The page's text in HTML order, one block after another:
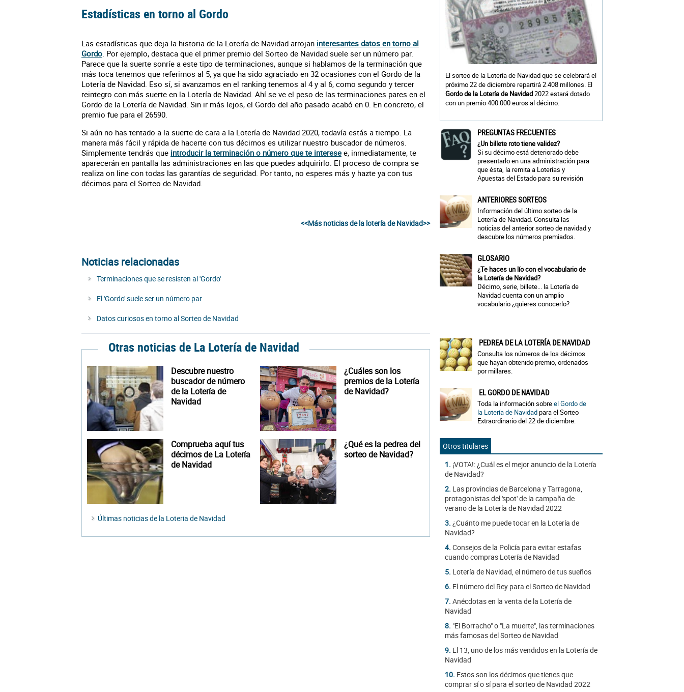
Estadísticas en torno al Gordo
Las estadísticas que deja la historia de la Lotería de Navidad arrojan interesantes datos en torno al
Gordo. Por ejemplo, destaca que el primer premio del Sorteo de Navidad suele ser un número par.
Parece que la suerte sonríe a este tipo de terminaciones, aunque si hablamos de la terminación que
más toca tenemos que referirnos al 5, ya que ha sido agraciado en 32 ocasiones con el Gordo de la
Lotería de Navidad. Eso sí, si avanzamos en el ranking tenemos al 4 y al 6, como segundo y tercer
reintegro con más suerte en la Lotería de Navidad. Ahí se ve el peso de las terminaciones pares en el
Gordo de la Lotería de Navidad. Sin ir más lejos, el Gordo del año pasado acabó en 0. En concreto, el
premio fue para el 26590.
Si aún no has tentado a la suerte de cara a la Lotería de Navidad 2020, todavía estás a tiempo. La
manera más fácil y rápida de hacerte con tus décimos es utilizar nuestro buscador de números.
Simplemente tendrás que introducir la terminación o número que te interese e, inmediatamente, te
aparecerán en pantalla las administraciones en las que puedes adquirirlo. El proceso de compra se
realiza on line con todas las garantías de seguridad. Por tanto, no esperes más y hazte ya con tus
décimos para el Sorteo de Navidad.
<<Más noticias de la lotería de Navidad>>
Noticias relacionadas
Terminaciones que se resisten al 'Gordo'
El 'Gordo' suele ser un número par
Datos curiosos en torno al Sorteo de Navidad
Otras noticias de La Lotería de Navidad
Descubre nuestro
buscador de número
de la Lotería de
Navidad
¿Cuáles son los
premios de la Lotería
de Navidad?
Comprueba aquí tus
décimos de La Lotería
de Navidad
¿Qué es la pedrea del
sorteo de Navidad?
Últimas noticias de la Loteria de Navidad
El sorteo de la Lotería de Navidad que se celebrará el
próximo 22 de diciembre repartirá 2.408 millones. El
Gordo de la Lotería de Navidad2022 estará dotado
con un premio 400.000 euros al décimo.
PREGUNTAS FRECUENTES
¿Un billete roto tiene validez?
Si su décimo está deteriorado debe
presentarlo en una administración para
que ésta, la remita a Loterías y
Apuestas del Estado para su revisión
ANTERIORES SORTEOS
Información del último sorteo de la
Lotería de Navidad. Consulta las
noticias del anterior sorteo de navidad y
descubre los números premiados.
GLOSARIO
¿Te haces un lío con el vocabulario de
la Lotería de Navidad?
Décimo, serie, billete... la Lotería de
Navidad cuenta con un amplio
vocabulario ¿quieres conocerlo?
PEDREA DE LA LOTERÍA DE NAVIDAD
Consulta los números de los décimos
que hayan obtenido premio, ordenados
por millares.
EL GORDO DE NAVIDAD
Toda la información sobreel Gordo de
la Lotería de Navidadpara el Sorteo
Extraordinario del 22 de diciembre.
Otros titulares
1. ¡VOTA!: ¿Cuál es el mejor anuncio de la Lotería
de Navidad?
2. Las provincias de Barcelona y Tarragona,
protagonistas del 'spot' de la campaña de
verano de la Lotería de Navidad 2022
3. ¿Cuánto me puede tocar en la Lotería de
Navidad?
4. Consejos de la Policía para evitar estafas
cuando compras Lotería de Navidad
5. Lotería de Navidad, el número de tus sueños
6. El número del Rey para el Sorteo de Navidad
7. Anécdotas en la venta de la Lotería de
Navidad
8. "El Borracho" o "La muerte", las terminaciones
más famosas del Sorteo de Navidad
9. El 13, uno de los más vendidos en la Lotería de
Navidad
10. Estos son los décimos que tienes que
comprar sí o sí para el sorteo de Navidad 2022